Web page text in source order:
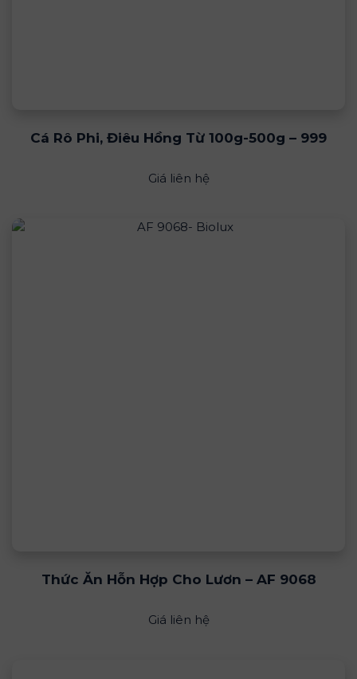
Cá Rô Phi, Điêu Hồng Từ 100g-500g – 999
Giá liên hệ
Thức Ăn Hỗn Hợp Cho Lươn – AF 9068
Giá liên hệ